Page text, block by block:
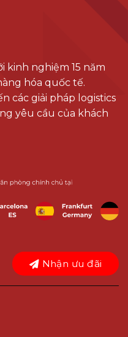
kinh nghiệm 15 năm
hóa quốc tế.
các giải pháp logistics
yêu cầu của khách
Nhận ưu đãi